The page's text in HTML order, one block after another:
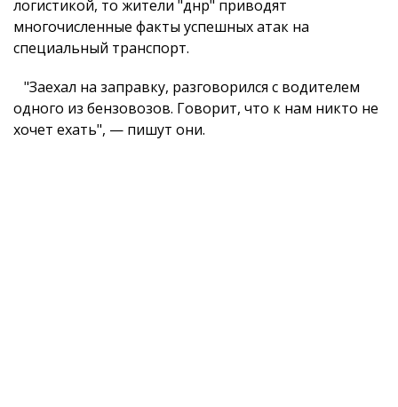
логистикой, то жители "днр" приводят
многочисленные факты успешных атак на
специальный транспорт.
"Заехал на заправку, разговорился с водителем
одного из бензовозов. Говорит, что к нам никто не
хочет ехать", — пишут они.